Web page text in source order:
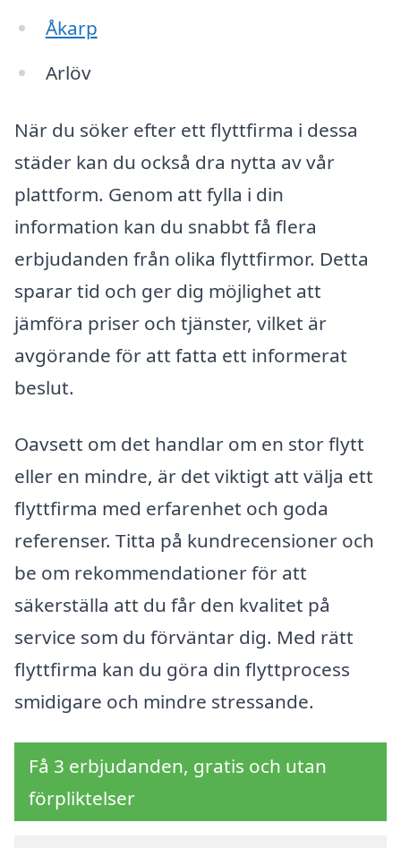
Åkarp
Arlöv
När du söker efter ett flyttfirma i dessa
städer kan du också dra nytta av vår
plattform. Genom att fylla i din
information kan du snabbt få flera
erbjudanden från olika flyttfirmor. Detta
sparar tid och ger dig möjlighet att
jämföra priser och tjänster, vilket är
avgörande för att fatta ett informerat
beslut.
Oavsett om det handlar om en stor flytt
eller en mindre, är det viktigt att välja ett
flyttfirma med erfarenhet och goda
referenser. Titta på kundrecensioner och
be om rekommendationer för att
säkerställa att du får den kvalitet på
service som du förväntar dig. Med rätt
flyttfirma kan du göra din flyttprocess
smidigare och mindre stressande.
Få 3 erbjudanden, gratis och utan
förpliktelser